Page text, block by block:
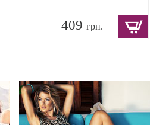
409 грн.